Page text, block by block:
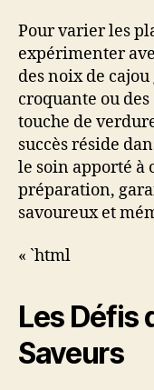
Pour varier les
expérimenter
des noix de
croquante ou
touche de
succès réside
le soin apporté à
préparation,
savoureux et
« `html
Les Défis
Saveurs